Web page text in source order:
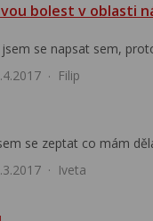
bolest v oblasti
se napsat sem,
Filip
se zeptat co mám
Iveta